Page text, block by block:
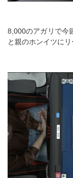
8,000のアガリで今
と親のホンイツに